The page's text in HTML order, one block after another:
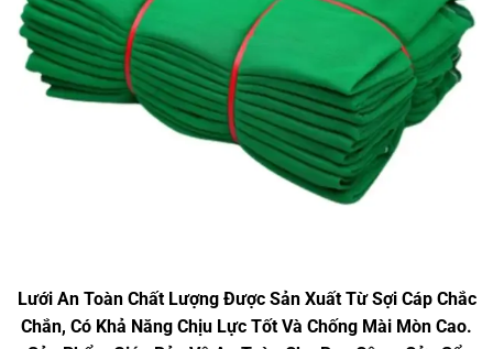
Lưới An Toàn Chất Lượng Được Sản Xuất Từ Sợi Cáp Chắc
Chắn, Có Khả Năng Chịu Lực Tốt Và Chống Mài Mòn Cao.